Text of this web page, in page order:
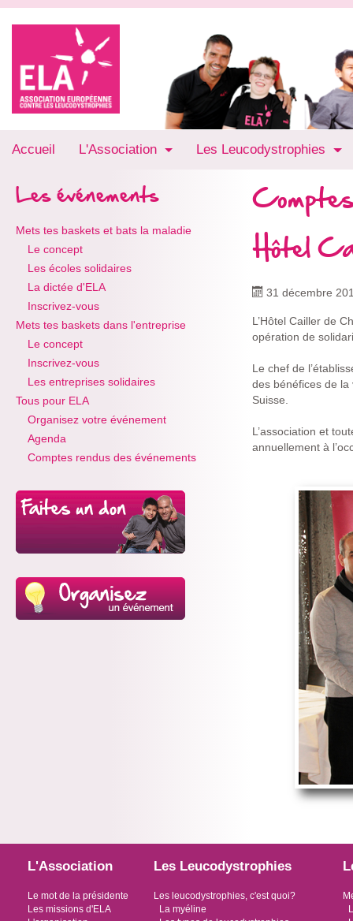
Accueil L'Association Les Leucodystrophies
Les événements
Mets tes baskets et bats la maladie
Le concept
Les écoles solidaires
La dictée d'ELA
Inscrivez-vous
Mets tes baskets dans l'entreprise
Le concept
Inscrivez-vous
Les entreprises solidaires
Tous pour ELA
Organisez votre événement
Agenda
Comptes rendus des événements
Hôtel
31 décembre
L’Hôtel Cailler de
opération de
Le chef de
des bénéfices de la
Suisse.
L’association et
annuellement à
L'Association
Le mot de la présidente
Les missions d'ELA
Les Leucodystrophies
Les leucodystrophies, c'est quoi?
La myéline